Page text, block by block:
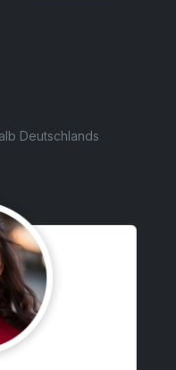
Deutschlands